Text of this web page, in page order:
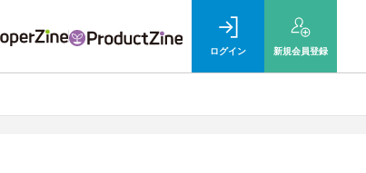
ログイン 新規会員登録